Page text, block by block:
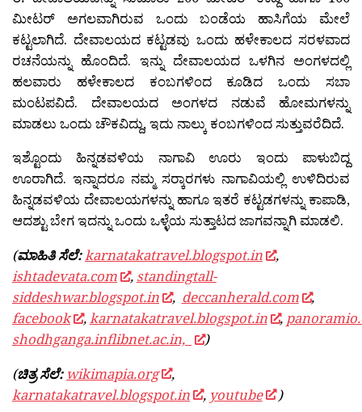
ಮೀಟರ್ ಅಗಲವಾಗಿರುವ ಒಂದು ಬಂಡೆಯ ಹಾಸಿಗೆಯ ಮೇಲೆ
ಕಟ್ಟಲಾಗಿದೆ. ದೇವಾಲಯದ ಕಟ್ಟಡವು ಒಂದು ಹಳೇಕಾಲದ ಸರಳವಾದ
ರಚನೆಯನ್ನು ಹೊಂದಿದೆ. ಇನ್ನು ದೇವಾಲಯದ ಒಳಗಿನ ಅಂಗಳದಲ್ಲಿ
ಹಲವಾರು ಹಳೇಕಾಲದ ಕಂಬಗಳಿಂದ ಕೂಡಿದ ಒಂದು ಸಬಾ
ಮಂಟಪವಿದೆ. ದೇವಾಲಯದ ಅಂಗಳದ ನಡುವೆ ಹೋಮಗಳನ್ನು
ಮಾಡಲು ಒಂದು ಚೌಕವಿದ್ದು, ಇದು ನಾಲ್ಕು ಕಂಬಗಳಿಂದ ಸುತ್ತುವರೆದಿದೆ.
ಇಶ್ಟೊಂದು ಹಿನ್ನಡವಳಿಯ ನಾಗಾವಿ ಊರು ಇಂದು ಪಾಳುಬಿದ್ದ
ಊರಾಗಿದೆ. ಇನ್ನಾದರೂ ನಮ್ಮ ಸರ‍್ಕಾರಗಳು ನಾಗಾವಿಯಲ್ಲಿ ಉಳಿದಿರುವ
ಹಿನ್ನಡವಳಿಯ ದೇವಾಲಯಗಳನ್ನು ಹಾಗೂ ಇತರೆ ಕಟ್ಟಡಗಳನ್ನು ಕಾಪಾಡಿ,
ಆದಶ್ಟು ಬೇಗ ಇದನ್ನು ಒಂದು ಒಳ್ಳೆಯ ಸುತ್ತಾಟದ ಜಾಗವನ್ನಾಗಿ ಮಾಡಲಿ.
(ಮಾಹಿತಿ ಸೆಲೆ:karnatakatravel.blogspot.in
,
ishtadevata.com
, standingtall-
siddeshwar.blogspot.in
, deccanherald.com
,
facebook
,karnatakatravel.blogspot.in ,
shodhganga.inflibnet.ac.in,
)
(ಚಿತ್ರ ಸೆಲೆ: wikimapia.org
,
karnatakatravel.blogspot.in
, youtube )